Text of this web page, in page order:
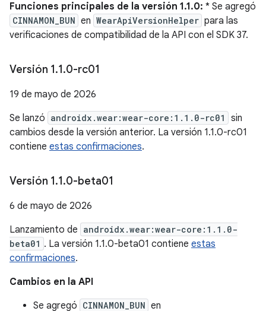
Funciones principales de la versión 1.1.0: * Se agregó
CINNAMON_BUN en WearApiVersionHelper para las
verificaciones de compatibilidad de la API con el SDK 37.
Versión 1.1.0-rc01
19 de mayo de 2026
Se lanzó androidx.wear:wear-core:1.1.0-rc01
sin
cambios desde la versión anterior. La versión 1.1.0-rc01
contiene estas confirmaciones.
Versión 1.1.0-beta01
6 de mayo de 2026
Lanzamiento de androidx.wear:wear-core:1.1.0-
beta01 . La versión 1.1.0-beta01 contiene estas
confirmaciones.
Cambios en la API
Se agregó CINNAMON_BUN en